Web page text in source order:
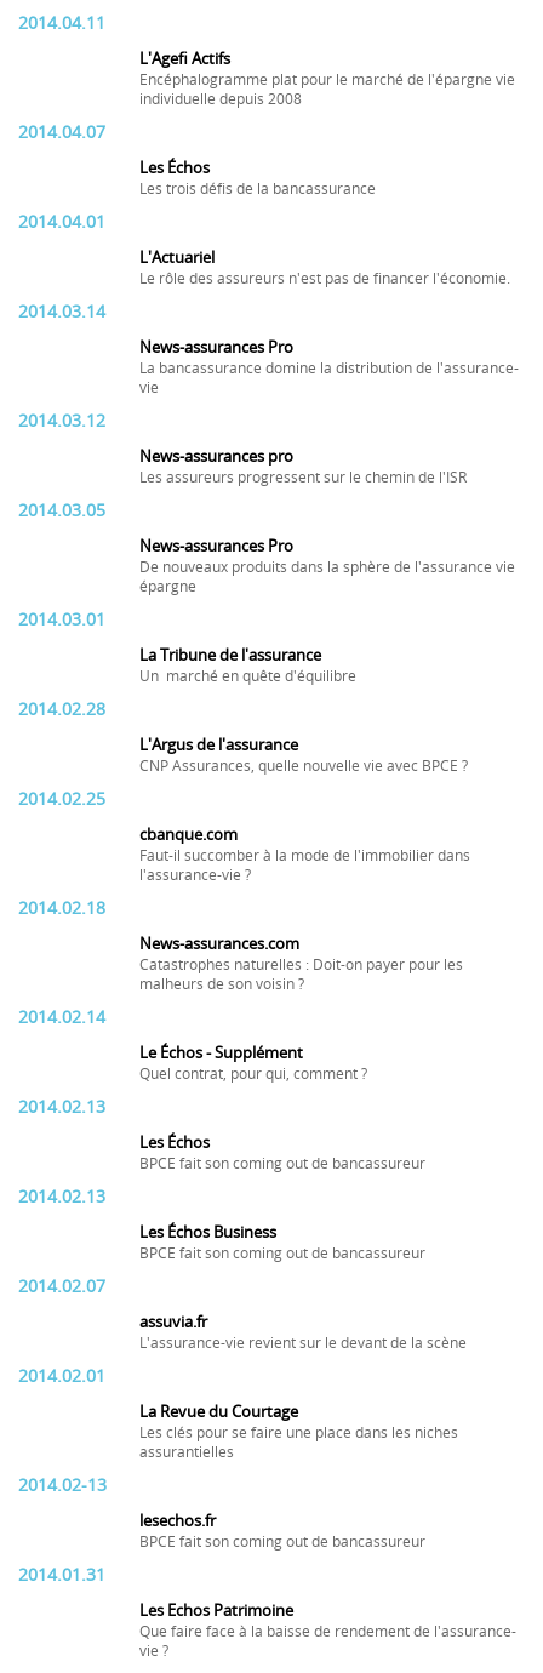
2014.04.11
L'Agefi Actifs
Encéphalogramme plat pour le marché de l'épargne vie
individuelle depuis 2008
2014.04.07
Les Échos
Les trois défis de la bancassurance
2014.04.01
L'Actuariel
Le rôle des assureurs n'est pas de financer l'économie.
2014.03.14
News-assurances Pro
La bancassurance domine la distribution de l'assurance-
vie
2014.03.12
News-assurances pro
Les assureurs progressent sur le chemin de l'ISR
2014.03.05
News-assurances Pro
De nouveaux produits dans la sphère de l'assurance vie
épargne
2014.03.01
La Tribune de l'assurance
Un marché en quête d'équilibre
2014.02.28
L'Argus de l'assurance
CNP Assurances, quelle nouvelle vie avec BPCE ?
2014.02.25
cbanque.com
Faut-il succomber à la mode de l'immobilier dans
l'assurance-vie ?
2014.02.18
News-assurances.com
Catastrophes naturelles : Doit-on payer pour les
malheurs de son voisin ?
2014.02.14
Le Échos - Supplément
Quel contrat, pour qui, comment ?
2014.02.13
Les Échos
BPCE fait son coming out de bancassureur
2014.02.13
Les Échos Business
BPCE fait son coming out de bancassureur
2014.02.07
assuvia.fr
L'assurance-vie revient sur le devant de la scène
2014.02.01
La Revue du Courtage
Les clés pour se faire une place dans les niches
assurantielles
2014.02-13
lesechos.fr
BPCE fait son coming out de bancassureur
2014.01.31
Les Echos Patrimoine
Que faire face à la baisse de rendement de l'assurance-
vie ?